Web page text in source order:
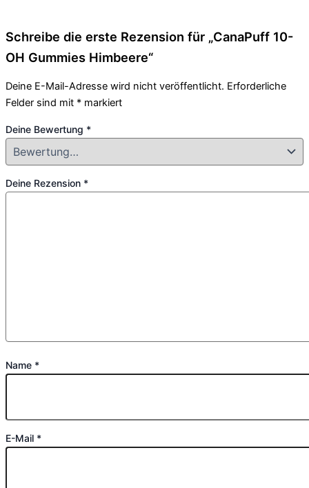
Schreibe die erste Rezension für „CanaPuff 10-
OH Gummies Himbeere“
Deine E-Mail-Adresse wird nicht veröffentlicht. Erforderliche
Felder sind mit * markiert
Deine Bewertung *
Deine Rezension *
Name *
E-Mail *